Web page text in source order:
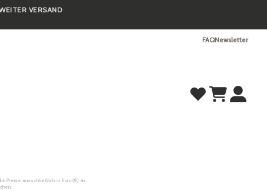
VERSAND
FAQNewsletter
Preise ausschließlich in Euro (€) an.